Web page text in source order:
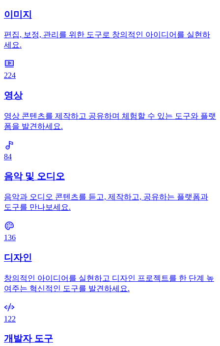
이미지
편집, 보정, 관리를 위한 도구로 창의적인 아이디어를 실현하
세요.
224
영상
영상 콘텐츠를 제작하고 공유하며 체험할 수 있는 도구와 플랫
폼을 발견하세요.
84
음악 및 오디오
음악과 오디오 콘텐츠를 듣고, 제작하고, 공유하는 플랫폼과
도구를 만나보세요.
136
디자인
창의적인 아이디어를 실현하고 디자인 프로젝트를 한 단계 높
여주는 혁신적인 도구를 발견하세요.
122
개발자 도구